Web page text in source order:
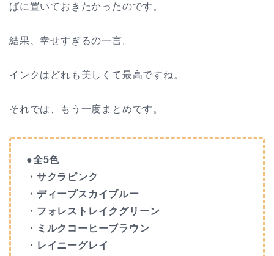
ばに置いておきたかったのです。
結果、幸せすぎるの一言。
インクはどれも美しくて最高ですね。
それでは、もう一度まとめです。
●全5色
・サクラピンク
・ディープスカイブルー
・フォレストレイクグリーン
・ミルクコーヒーブラウン
・レイニーグレイ